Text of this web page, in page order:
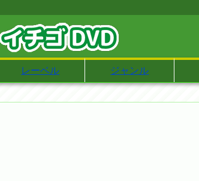
レーベル ジャンル